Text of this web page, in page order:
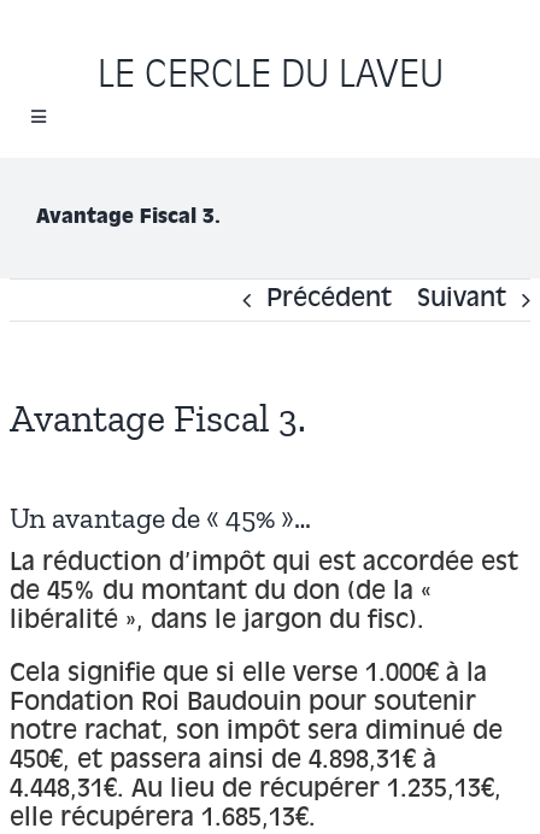
LE CERCLE DU LAVEU
Toggle
Programme
Contact
Avantage Fiscal 3.
Précédent Suivant
Avantage Fiscal 3.
Un avantage de « 45% »…
La réduction d’impôt qui est accordée est
de 45% du montant du don (de la «
libéralité », dans le jargon du fisc).
Cela signifie que si elle verse 1.000€ à la
Fondation Roi Baudouin pour soutenir
notre rachat, son impôt sera diminué de
450€, et passera ainsi de 4.898,31€ à
4.448,31€. Au lieu de récupérer 1.235,13€,
elle récupérera 1.685,13€.